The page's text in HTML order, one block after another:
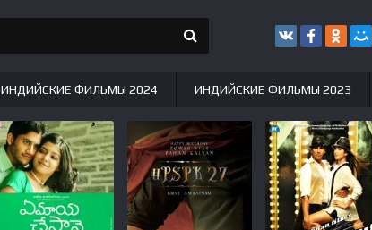
ИНДИЙСКИЕ ФИЛЬМЫ 2024 ИНДИЙСКИЕ ФИЛЬМЫ 2023